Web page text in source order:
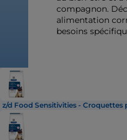
compagnon.
alimentation
besoins
z/d Food Sensitivities - Croquettes